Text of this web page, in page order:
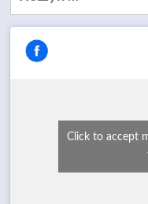
Click to accept